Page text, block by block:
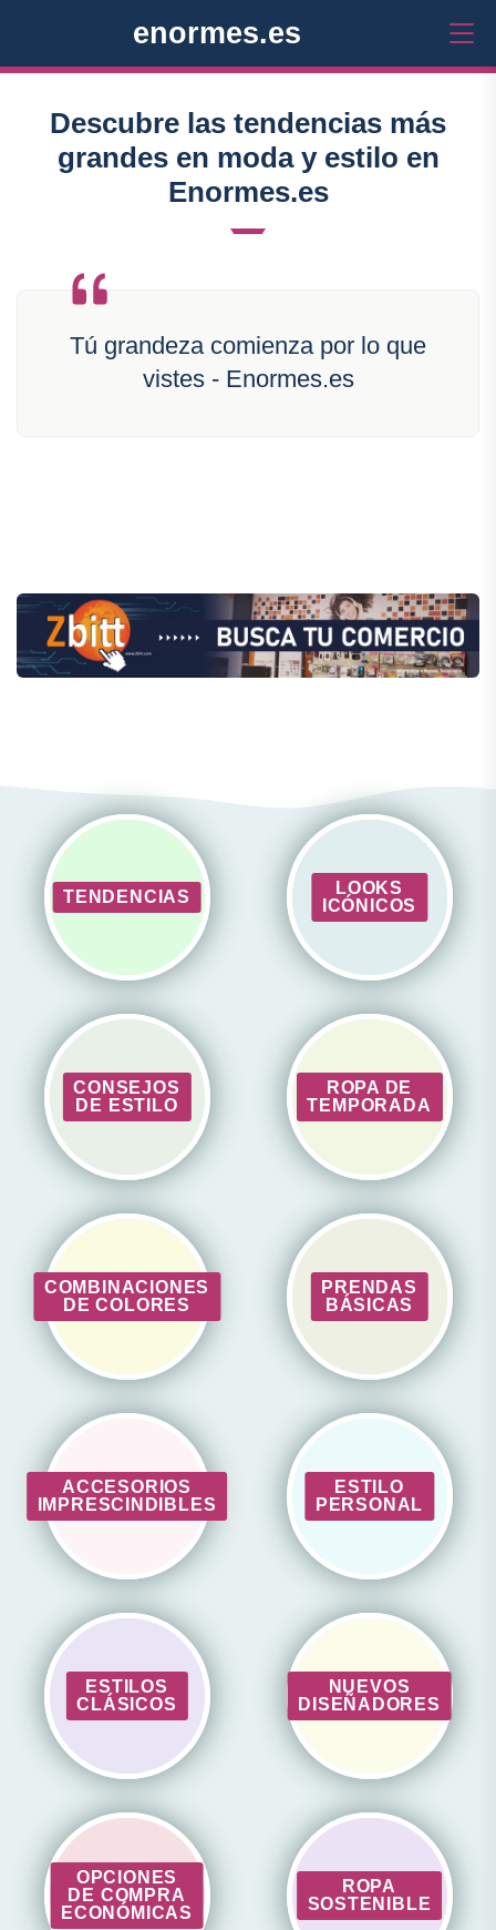
enormes.es
Descubre las tendencias más
grandes en moda y estilo en
Enormes.es
Tú grandeza comienza por lo que
vistes - Enormes.es
TENDENCIAS
LOOKS
ICÓNICOS
CONSEJOS
DE ESTILO
ROPA DE
TEMPORADA
COMBINACIONES
DE COLORES
PRENDAS
BÁSICAS
ACCESORIOS
IMPRESCINDIBLES
ESTILO
PERSONAL
ESTILOS
CLÁSICOS
NUEVOS
DISEÑADORES
OPCIONES
DE COMPRA
ECONÓMICAS
ROPA
SOSTENIBLE